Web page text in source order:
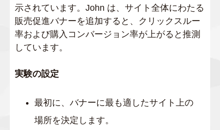
示されています。John は、サイト全体にわたる
販売促進バナーを追加すると、クリックスルー
率および購入コンバージョン率が上がると推測
しています。
実験の設定
最初に、バナーに最も適したサイト上の
場所を決定します。